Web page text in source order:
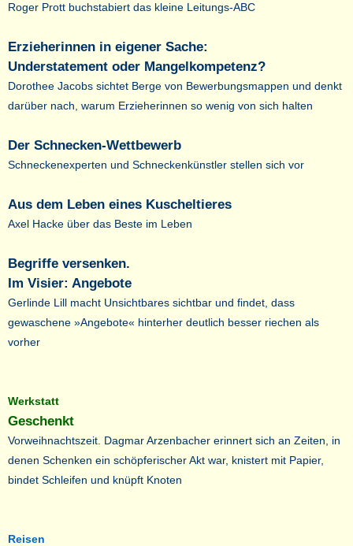
Roger Prott buchstabiert das kleine Leitungs-ABC
Erzieherinnen in eigener Sache:
Understatement oder Mangelkompetenz?
Dorothee Jacobs sichtet Berge von Bewerbungsmappen und denkt
darüber nach, warum Erzieherinnen so wenig von sich halten
Der Schnecken-Wettbewerb
Schneckenexperten und Schneckenkünstler stellen sich vor
Aus dem Leben eines Kuscheltieres
Axel Hacke über das Beste im Leben
Begriffe versenken.
Im Visier: Angebote
Gerlinde Lill macht Unsichtbares sichtbar und findet, dass
gewaschene »Angebote« hinterher deutlich besser riechen als
vorher
Werkstatt
Geschenkt
Vorweihnachtszeit. Dagmar Arzenbacher erinnert sich an Zeiten, in
denen Schenken ein schöpferischer Akt war, knistert mit Papier,
bindet Schleifen und knüpft Knoten
Reisen